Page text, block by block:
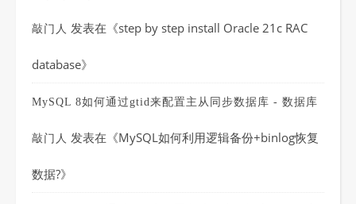
敲门人 发表在《step by step install Oracle 21c RAC
database》
MySQL 8如何通过gtid来配置主从同步数据库 - 数据库
敲门人 发表在《MySQL如何利用逻辑备份+binlog恢复
数据?》